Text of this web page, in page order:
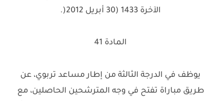
الآخرة 1433 (30 أبريل 2012(.
المادة 41
يوظف في الدرجة الثالثة من إطار مساعد تربوي، عن
طريق مباراة تفتح في وجه المترشحين الحاصلين، مع